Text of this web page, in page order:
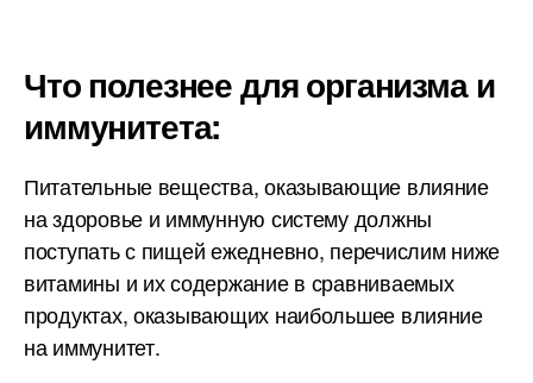
Что полезнее для организма и
иммунитета:
Питательные вещества, оказывающие влияние
на здоровье и иммунную систему должны
поступать с пищей ежедневно, перечислим ниже
витамины и их содержание в сравниваемых
продуктах, оказывающих наибольшее влияние
на иммунитет.